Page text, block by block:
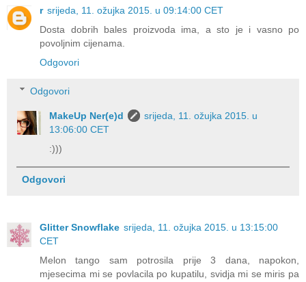
r srijeda, 11. ožujka 2015. u 09:14:00 CET
Dosta dobrih bales proizvoda ima, a sto je i vasno po
povoljnim cijenama.
Odgovori
Odgovori
MakeUp Ner(e)d
srijeda, 11. ožujka 2015. u
13:06:00 CET
:)))
Odgovori
Glitter Snowflake srijeda, 11. ožujka 2015. u 13:15:00
CET
Melon tango sam potrosila prije 3 dana, napokon,
mjesecima mi se povlacila po kupatilu, svidja mi se miris pa